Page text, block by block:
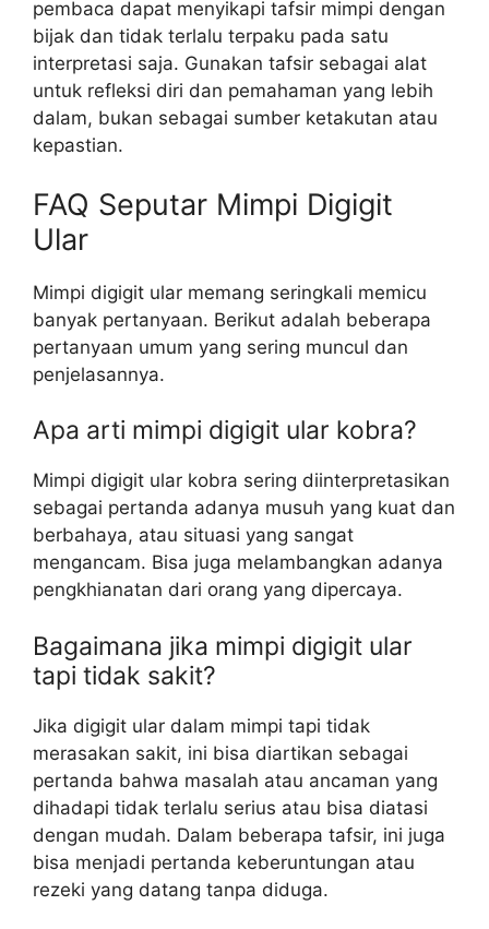
pembaca dapat menyikapi tafsir mimpi dengan
bijak dan tidak terlalu terpaku pada satu
interpretasi saja. Gunakan tafsir sebagai alat
untuk refleksi diri dan pemahaman yang lebih
dalam, bukan sebagai sumber ketakutan atau
kepastian.
FAQ Seputar Mimpi Digigit
Ular
Mimpi digigit ular memang seringkali memicu
banyak pertanyaan. Berikut adalah beberapa
pertanyaan umum yang sering muncul dan
penjelasannya.
Apa arti mimpi digigit ular kobra?
Mimpi digigit ular kobra sering diinterpretasikan
sebagai pertanda adanya musuh yang kuat dan
berbahaya, atau situasi yang sangat
mengancam. Bisa juga melambangkan adanya
pengkhianatan dari orang yang dipercaya.
Bagaimana jika mimpi digigit ular
tapi tidak sakit?
Jika digigit ular dalam mimpi tapi tidak
merasakan sakit, ini bisa diartikan sebagai
pertanda bahwa masalah atau ancaman yang
dihadapi tidak terlalu serius atau bisa diatasi
dengan mudah. Dalam beberapa tafsir, ini juga
bisa menjadi pertanda keberuntungan atau
rezeki yang datang tanpa diduga.